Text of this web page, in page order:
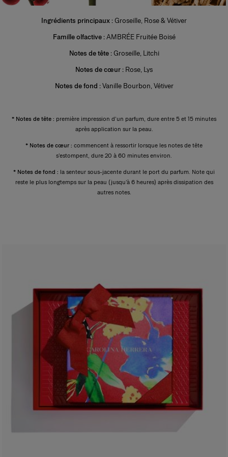
concentrée. Sa concentration varie de 20 % à 40 % dans une solution
d'alcool extra-fin à 96 %. Plus durable que les autres catégories, il est
généralement réservé aux occasions spéciales, notamment en soirée. Les
notes de fond constituent l'essentiel de sa composition. Le parfumeur
met en valeur la noblesse de ces notes afin d'en renforcer la tenue, la
profondeur et l'intensité. Quelques gouttes appliquées directement sur la
peau, de préférence sur les points de pulsation, suffisent à révéler toute la
richesse de son sillage.
Ingrédients principaux : Groseille, Rose & Vétiver
Famille olfactive :AMBRÉE Fruitée Boisé
Notes de tête :Groseille, Litchi
Notes de cœur : Rose, Lys
Notes de fond :Vanille Bourbon, Vétiver
* Notes de tête : première impression d’un parfum, dure entre 5 et 15 minutes
après application sur la peau.
* Notes de cœur : commencent à ressortir lorsque les notes de tête
s’estompent, dure 20 à 60 minutes environ.
* Notes de fond : la senteur sous-jacente durant le port du parfum. Note qui
reste le plus longtemps sur la peau (jusqu’à 6 heures) après dissipation des
autres notes.